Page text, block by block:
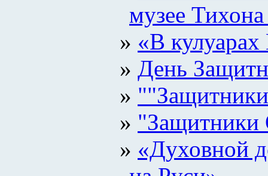
музее
«В
День
"Защитники
«Духовной